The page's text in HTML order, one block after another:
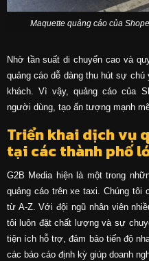
Maquette quảng cáo của
Nhờ tần suất di chuyển cao và
quảng cáo dễ dàng thu hút sự
khách. Vì vậy, quảng cáo của
người dùng, tạo ấn tượng mạnh
Triển khai dịch vụ
tại các thành phố
G2B Media hiện là một trong
quảng cáo trên xe taxi. Chúng tôi
từ A-Z. Với đội ngũ nhân viên
tôi luôn đặt chất lượng và sự
tiện ích hỗ trợ, đảm bảo tiến độ
các báo cáo định kỳ giúp doanh